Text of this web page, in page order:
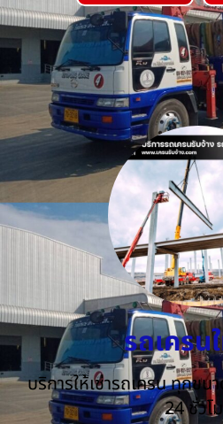
รถเครน
บริการให้เช่ารถเครน ทุกข
24 ชั่วโ